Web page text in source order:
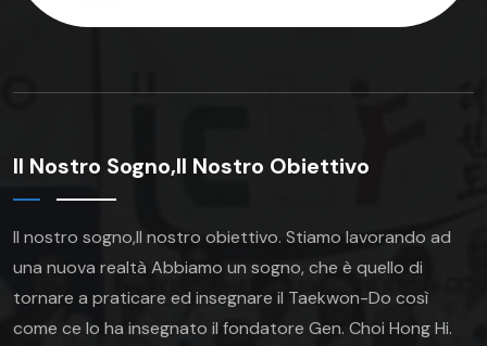
Il Nostro Sogno,Il Nostro Obiettivo
Il nostro sogno,Il nostro obiettivo. Stiamo lavorando ad
una nuova realtà Abbiamo un sogno, che è quello di
tornare a praticare ed insegnare il Taekwon-Do così
come ce lo ha insegnato il fondatore Gen. Choi Hong Hi.